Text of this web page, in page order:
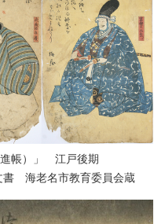
進帳）」 江戸後期
海老名市教育委員会蔵